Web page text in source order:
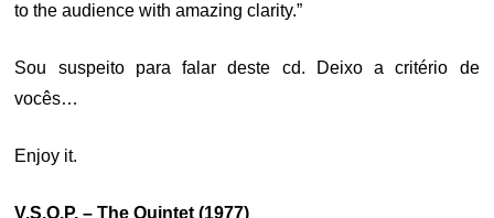
to the audience with amazing clarity.”
Sou suspeito para falar deste cd. Deixo a critério de
vocês…
Enjoy it.
V.S.O.P. – The Quintet (1977)